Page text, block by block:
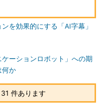
を効果的にする「AI字幕」
ーションロボット」への期
何か
件あります